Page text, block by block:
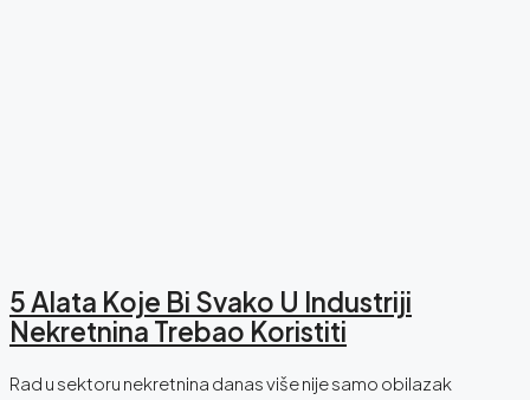
5 Alata Koje Bi Svako U Industriji
Nekretnina Trebao Koristiti
Rad u sektoru nekretnina danas više nije samo obilazak